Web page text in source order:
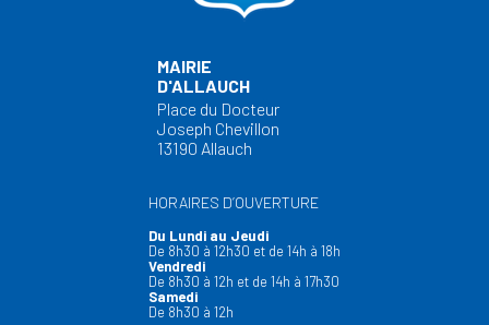
MAIRIE
D'ALLAUCH
Place du Docteur
Joseph Chevillon
13190 Allauch
HORAIRES D’OUVERTURE
Du Lundi au Jeudi
De 8h30 à 12h30 et de 14h à 18h
Vendredi
De 8h30 à 12h et de 14h à 17h30
Samedi
De 8h30 à 12h